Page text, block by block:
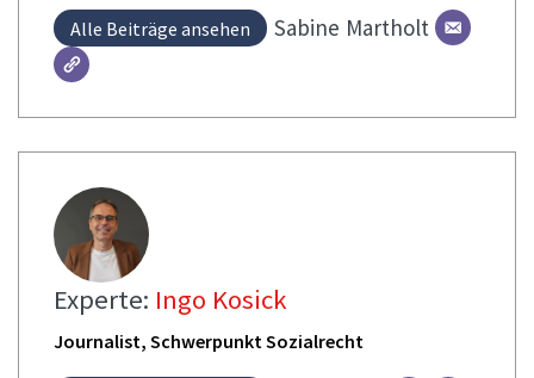
Alle Beiträge ansehen Sabine Martholt
Experte: Ingo Kosick
Journalist, Schwerpunkt Sozialrecht